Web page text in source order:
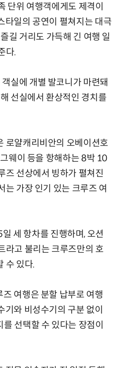
단위 여행객에게도 제격이
타일의 공연이 펼쳐지는 대극
길 거리도 가득해 긴 여행 일
다.
실에 개별 발코니가 마련돼
선실에서 환상적인 경치를
로얄캐리비안의 오베이션호
웨이 등을 항해하는 8박 10
즈 선상에서 빙하가 펼쳐진
는 가장 인기 있는 크루즈 여
세 항차를 진행하며, 오션
라고 불리는 크루즈만의 호
수 있다.
여행은 분할 납부로 여행
기와 비성수기의 구분 없이
선택할 수 있다는 장점이